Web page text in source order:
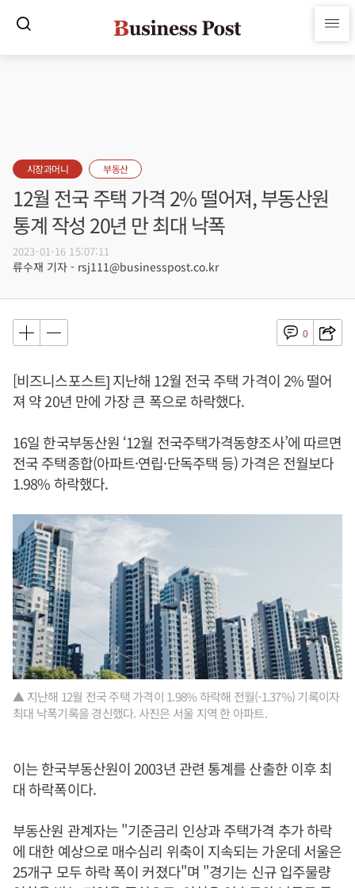
시장과머니 부동산
12월 전국 주택 가격 2% 떨어져, 부동산원
통계 작성 20년 만 최대 낙폭
2023-01-16 15:07:11
류수재 기자 - rsj111@businesspost.co.kr
0
[비즈니스포스트] 지난해 12월 전국 주택 가격이 2% 떨어
져 약 20년 만에 가장 큰 폭으로 하락했다.
16일 한국부동산원 ‘12월 전국주택가격동향조사’에 따르면
전국 주택종합(아파트·연립·단독주택 등) 가격은 전월보다
1.98% 하락했다.
▲ 지난해 12월 전국 주택 가격이 1.98% 하락해 전월(-1.37%) 기록이자
최대 낙폭기록을 경신했다. 사진은 서울 지역 한 아파트.
이는 한국부동산원이 2003년 관련 통계를 산출한 이후 최
대 하락폭이다.
부동산원 관계자는 "기준금리 인상과 주택가격 추가 하락
에 대한 예상으로 매수심리 위축이 지속되는 가운데 서울은
25개구 모두 하락 폭이 커졌다"며 "경기는 신규 입주물량